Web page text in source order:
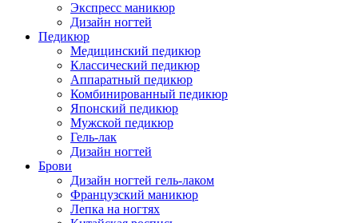
Экспресс маникюр
Дизайн ногтей
Педикюр
Медицинский педикюр
Классический педикюр
Аппаратный педикюр
Комбинированный педикюр
Японский педикюр
Мужской педикюр
Гель-лак
Дизайн ногтей
Брови
Дизайн ногтей гель-лаком
Французский маникюр
Лепка на ногтях